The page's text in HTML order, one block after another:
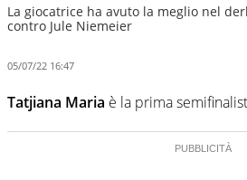
La giocatrice ha avuto la meglio nel
contro Jule Niemeier
05/07/22 16:47
Tatjiana Maria è la prima